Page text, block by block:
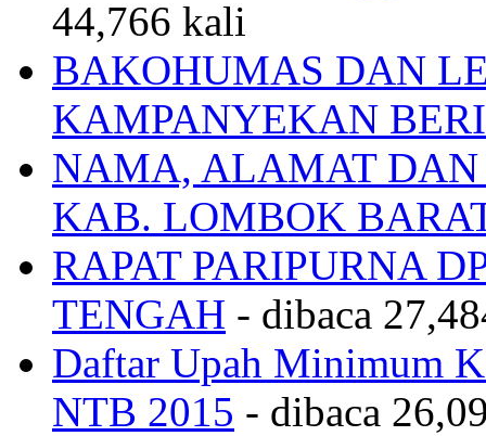
44,766 kali
BAKOHUMAS DAN
KAMPANYEKAN
NAMA, ALAMAT DAN
KAB. LOMBOK
RAPAT PARIPURNA
TENGAH - dibaca
Daftar Upah Minimum
NTB 2015 - dibaca